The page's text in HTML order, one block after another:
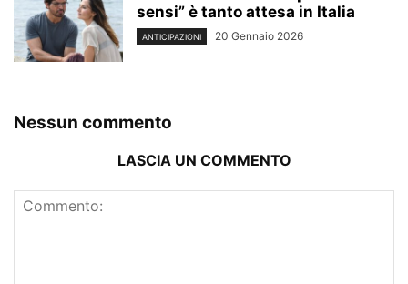
sensi” è tanto attesa in Italia
ANTICIPAZIONI 20 Gennaio 2026
Nessun commento
LASCIA UN COMMENTO